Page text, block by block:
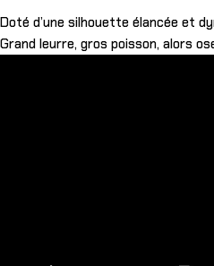
Doté d’une silhouette élancée et
Grand leurre, gros poisson, alors